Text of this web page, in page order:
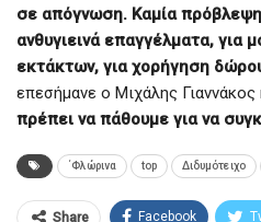
σε απόγνωση. Καμία
ανθυγιεινά επαγγέλματα, για
εκτάκτων, για χορήγηση
επεσήμανε ο Μιχάλης Γιαννάκος
πρέπει να πάθουμε για να
΄Φλώρινα top Διδυμότειχο
Share Facebook